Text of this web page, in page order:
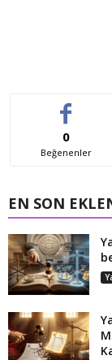
0
Beğenenler
EN SON